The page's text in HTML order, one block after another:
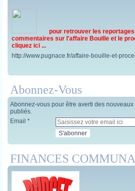
pour retrouver les
commentaires sur l'affaire Bouille et le
cliquez ici ...
http://www.pugnace.fr/affaire-bouille-et-
Abonnez-Vous
Abonnez-vous pour être averti des nouveaux
publiés.
Email
FINANCES